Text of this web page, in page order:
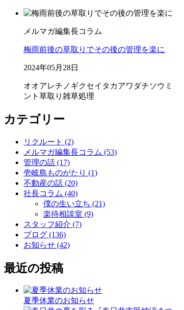
メルマガ編集長コラム
梅雨前後の草取りでその後の管理を楽に
2024年05月28日
オオアレチノギクセイタカアワダチソウ ミ
ント 草取り 雑草処理
カテゴリー
リクルート (2)
メルマガ編集長コラム (53)
管理の話 (17)
壱岐島ものがたり (1)
不動産の話 (20)
社長コラム (40)
僕の生い立ち (21)
楽待相談室 (9)
スタッフ紹介 (7)
ブログ (136)
お知らせ (42)
最近の投稿
夏季休業のお知らせ